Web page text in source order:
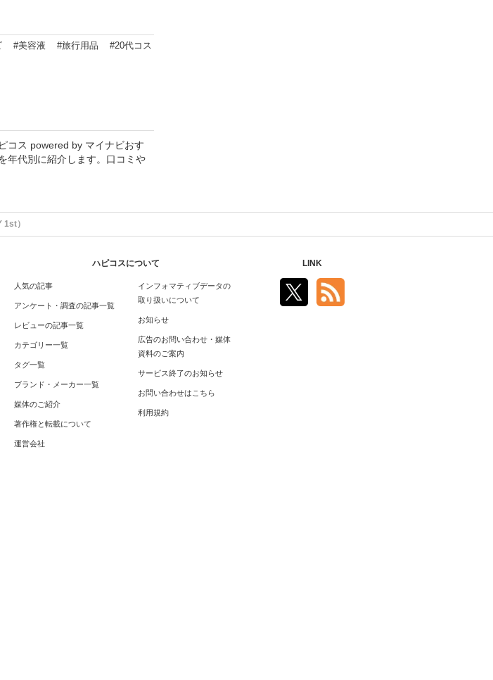
#美容液 #旅行用品
#20代コス
コス powered by マイナビおす
年代別に紹介します。口コミや
）
ハピコスについて
人気の記事
アンケート・調査の記事一覧
レビューの記事一覧
カテゴリー一覧
タグ一覧
ブランド・メーカー一覧
媒体のご紹介
著作権と転載について
運営会社
インフォマティブデータの
取り扱いについて
お知らせ
広告のお問い合わせ・媒体
資料のご案内
サービス終了のお知らせ
お問い合わせはこちら
利用規約
LINK